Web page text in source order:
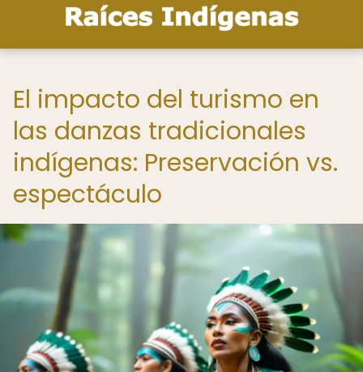
El impacto del turismo en
las danzas tradicionales
indígenas: Preservación vs.
espectáculo